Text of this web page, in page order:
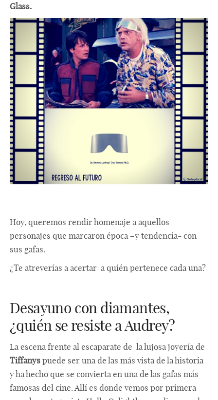
Glass.
Hoy, queremos rendir homenaje a aquellos
personajes que marcaron época –y tendencia- con
sus gafas.
¿Te atreverías a acertar a quién pertenece cada una?
Desayuno con diamantes,
¿quién se resiste a Audrey?
La escena frente al escaparate de la lujosa joyería de
Tiffanyspuede ser una de las más vista de la historia
y ha hecho que se convierta en una de las gafas más
famosas del cine. Allí es donde vemos por primera